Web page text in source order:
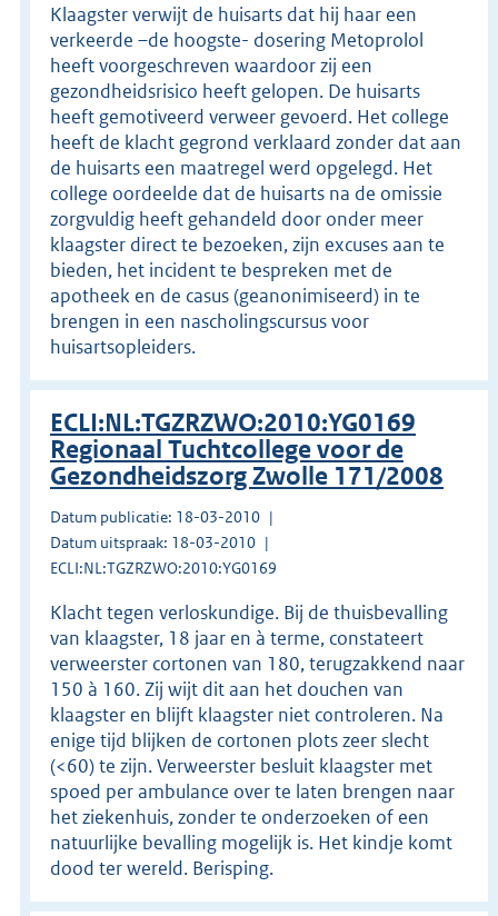
Klaagster verwijt de huisarts dat hij haar een
verkeerde –de hoogste- dosering Metoprolol
heeft voorgeschreven waardoor zij een
gezondheidsrisico heeft gelopen. De huisarts
heeft gemotiveerd verweer gevoerd. Het college
heeft de klacht gegrond verklaard zonder dat aan
de huisarts een maatregel werd opgelegd. Het
college oordeelde dat de huisarts na de omissie
zorgvuldig heeft gehandeld door onder meer
klaagster direct te bezoeken, zijn excuses aan te
bieden, het incident te bespreken met de
apotheek en de casus (geanonimiseerd) in te
brengen in een nascholingscursus voor
huisartsopleiders.
ECLI:NL:TGZRZWO:2010:YG0169
Regionaal Tuchtcollege voor de
Gezondheidszorg Zwolle 171/2008
Datum publicatie: 18-03-2010
Datum uitspraak: 18-03-2010
ECLI:NL:TGZRZWO:2010:YG0169
Klacht tegen verloskundige. Bij de thuisbevalling
van klaagster, 18 jaar en à terme, constateert
verweerster cortonen van 180, terugzakkend naar
150 à 160. Zij wijt dit aan het douchen van
klaagster en blijft klaagster niet controleren. Na
enige tijd blijken de cortonen plots zeer slecht
(<60) te zijn. Verweerster besluit klaagster met
spoed per ambulance over te laten brengen naar
het ziekenhuis, zonder te onderzoeken of een
natuurlijke bevalling mogelijk is. Het kindje komt
dood ter wereld. Berisping.